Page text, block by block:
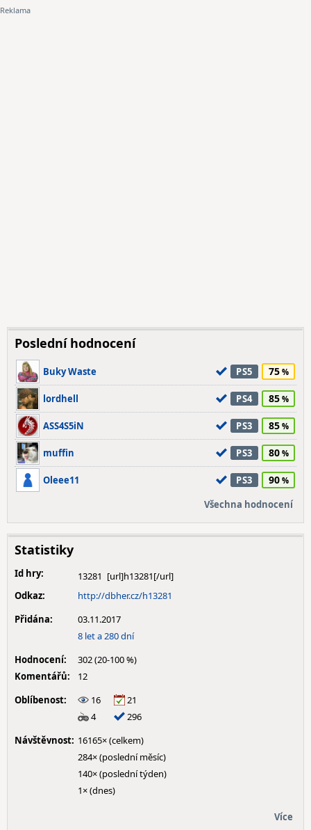
Poslední hodnocení
Buky Waste PS5 75
lordhell PS4 85
ASS4S5iN PS3 85
muffin PS3 80
Oleee11 PS3 90
Všechna hodnocení
Statistiky
Id hry:
13281
Odkaz:
http://dbher.cz/h13281
Přidána:
03.11.2017
8 let a 280 dní
Hodnocení:
302 (20-100 %)
Komentářů:
12
Oblíbenost:
16
21
4
296
Návštěvnost: 16165× (celkem)
284× (poslední měsíc)
140× (poslední týden)
1× (dnes)
Více